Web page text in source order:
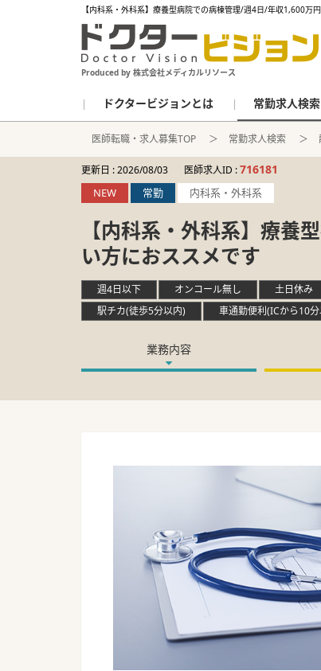
【内科系・外科系】療養型病院での病棟管理/週4日/年収1,600万
Produced by 株式会社メディカルリソース
ドクタービジョンとは 常勤求人検索
医師転職・求人募集TOP 常勤求人検索
更新日 :2026/08/03 医師求人ID :716181
NEW 常勤 内科系・外科系
【内科系・外科系】療
い方におススメです
週4日以下 オンコール無し 土日休み
駅チカ(徒歩5分以内)
車通勤便利(ICから10
業務内容